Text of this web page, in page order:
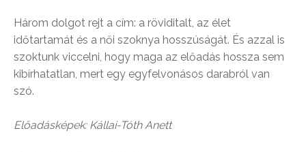
Három dolgot rejt a cím: a röviditalt, az élet
időtartamát és a női szoknya hosszúságát. És azzal is
szoktunk viccelni, hogy maga az előadás hossza sem
kibírhatatlan, mert egy egyfelvonásos darabról van
szó.
Előadásképek: Kállai-Tóth Anett